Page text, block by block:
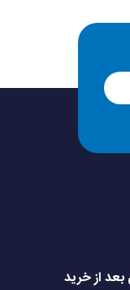
می‌کند: با این شرط
هنگام باز شدن بسته
تعویض باطل خواهد
بعد از خرید